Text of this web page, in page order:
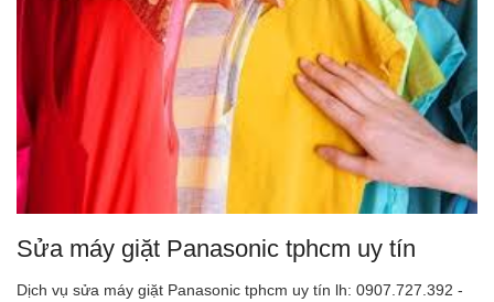
Sửa máy giặt Panasonic tphcm uy tín
Dịch vụ sửa máy giặt Panasonic tphcm uy tín lh: 0907.727.392 -